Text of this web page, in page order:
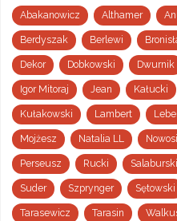
Abakanowicz Althamer
Berdyszak Berlewi
Dekor Dobkowski Dwurnik
Igor Mitoraj Jean Kałucki
Kułakowski Lambert
Mojżesz Natalia LL
Perseusz Rucki Salaburski
Suder Szprynger Sętowski
Tarasewicz Tarasin